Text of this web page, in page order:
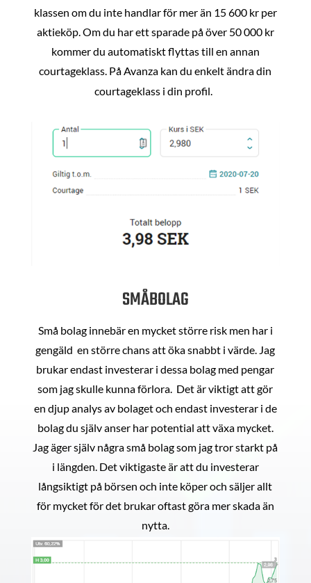
klassen om du inte handlar för mer än 15 600 kr per
aktieköp. Om du har ett sparade på över 50 000 kr
kommer du automatiskt flyttas till en annan
courtageklass. På Avanza kan du enkelt ändra din
courtageklass i din profil.
SMÅBOLAG
Små bolag innebär en mycket större risk men har i
gengäld en större chans att öka snabbt i värde. Jag
brukar endast investerar i dessa bolag med pengar
som jag skulle kunna förlora. Det är viktigt att gör
en djup analys av bolaget och endast investerar i de
bolag du själv anser har potential att växa mycket.
Jag äger själv några små bolag som jag tror starkt på
i längden. Det viktigaste är att du investerar
långsiktigt på börsen och inte köper och säljer allt
för mycket för det brukar oftast göra mer skada än
nytta.